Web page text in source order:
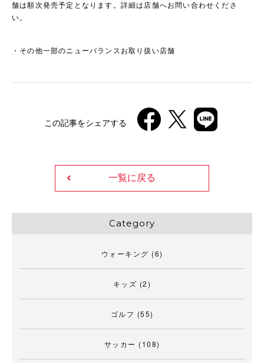
舗は順次発売予定となります。詳細は店舗へお問い合わせくださ
い。
・その他一部のニューバランスお取り扱い店舗
この記事をシェアする
一覧に戻る
Category
ウォーキング (6)
キッズ (2)
ゴルフ (55)
サッカー (108)